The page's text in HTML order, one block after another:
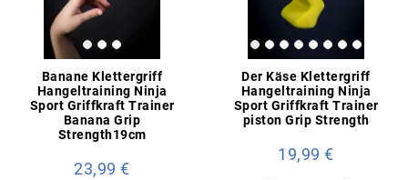
Banane Klettergriff
Hangeltraining Ninja
Sport Griffkraft Trainer
Banana Grip
Strength19cm
23,99 €
Der Käse Klettergriff
Hangeltraining Ninja
Sport Griffkraft Trainer
piston Grip Strength
19,99 €